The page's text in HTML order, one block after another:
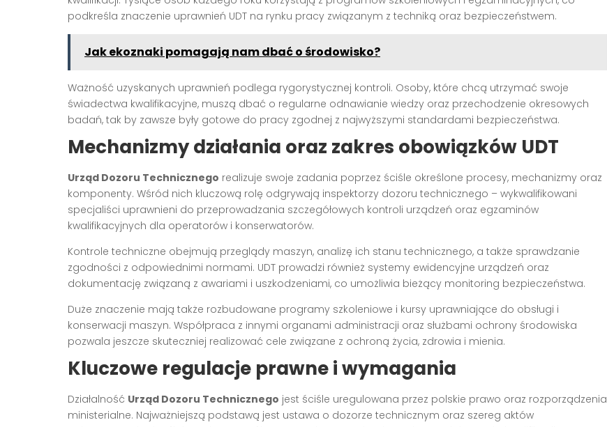
podkreśla znaczenie uprawnień UDT na rynku pracy związanym z techniką oraz bezpieczeństwem.
Jak ekoznaki pomagają nam dbać o środowisko?
Ważność uzyskanych uprawnień podlega rygorystycznej kontroli. Osoby, które chcą utrzymać swoje
świadectwa kwalifikacyjne, muszą dbać o regularne odnawianie wiedzy oraz przechodzenie okresowych
badań, tak by zawsze były gotowe do pracy zgodnej z najwyższymi standardami bezpieczeństwa.
Mechanizmy działania oraz zakres obowiązków UDT
Urząd Dozoru Technicznego realizuje swoje zadania poprzez ściśle określone procesy, mechanizmy oraz
komponenty. Wśród nich kluczową rolę odgrywają inspektorzy dozoru technicznego – wykwalifikowani
specjaliści uprawnieni do przeprowadzania szczegółowych kontroli urządzeń oraz egzaminów
kwalifikacyjnych dla operatorów i konserwatorów.
Kontrole techniczne obejmują przeglądy maszyn, analizę ich stanu technicznego, a także sprawdzanie
zgodności z odpowiednimi normami. UDT prowadzi również systemy ewidencyjne urządzeń oraz
dokumentację związaną z awariami i uszkodzeniami, co umożliwia bieżący monitoring bezpieczeństwa.
Duże znaczenie mają także rozbudowane programy szkoleniowe i kursy uprawniające do obsługi i
konserwacji maszyn. Współpraca z innymi organami administracji oraz służbami ochrony środowiska
pozwala jeszcze skuteczniej realizować cele związane z ochroną życia, zdrowia i mienia.
Kluczowe regulacje prawne i wymagania
Działalność Urząd Dozoru Technicznego jest ściśle uregulowana przez polskie prawo oraz rozporządzenia
ministerialne. Najważniejszą podstawą jest ustawa o dozorze technicznym oraz szereg aktów